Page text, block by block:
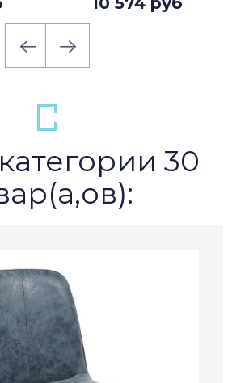
30